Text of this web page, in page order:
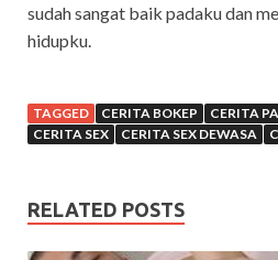
sudah sangat baik padaku dan
hidupku.
TAGGED CERITA BOKEP CERITA
CERITA SEX
CERITA SEX DEWASA
RELATED POSTS